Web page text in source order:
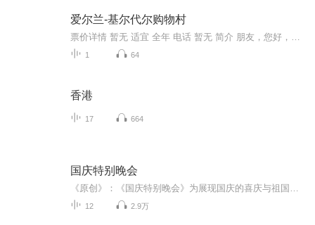
爱尔兰-基尔代尔购物村
1 64
香港
17 664
国庆特别晚会
12 2.9万